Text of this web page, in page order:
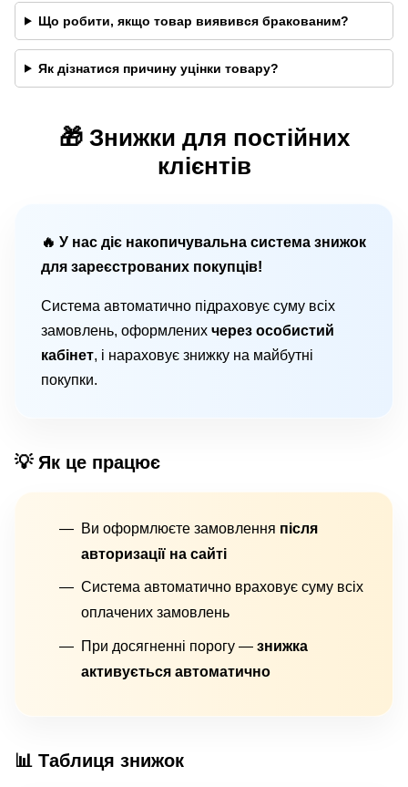
Що робити, якщо товар виявився бракованим?
Як дізнатися причину уцінки товару?
🎁 Знижки для постійних
клієнтів
🔥 У нас діє накопичувальна система знижок
для зареєстрованих покупців!
Система автоматично підраховує суму всіх
замовлень, оформлених через особистий
кабінет, і нараховує знижку на майбутні
покупки.
💡 Як це працює
Ви оформлюєте замовлення після
авторизації на сайті
Система автоматично враховує суму всіх
оплачених замовлень
При досягненні порогу — знижка
активується автоматично
📊 Таблиця знижок